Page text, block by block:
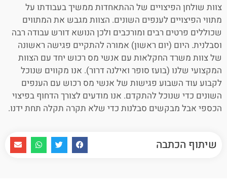
צוות שולחן הפיצויים של ההתאחדות ממשיך בעבודתו על
מתווי הפיצויים לענפים השונים. הצוות מגבש את המתווים
שכוללים פרטים רבים ומורכבים ולכן הנושא דורש עבודה רבה
וסבלנית. היום (יום ראשון) אמורה להתקיים פגישה ראשונה
של צוות משרד החקלאות עם אנשי מס רכוש יחד עם הצוות
המקצועי שלנו (בועז סופר ואילנה דרור). אנו מקווים שנוכל
לקבוע עוד השבוע פגישות של אנשי מס רכוש עם הענפים
השונים כדי שנוכל להתקדם. אנו מודעים לצורך הדחוף בפיצוי
הכספי אבל מבקשים סבלנות כדי שלא תקרה תקלה תחת ידנו.
שיתוף הכתבה